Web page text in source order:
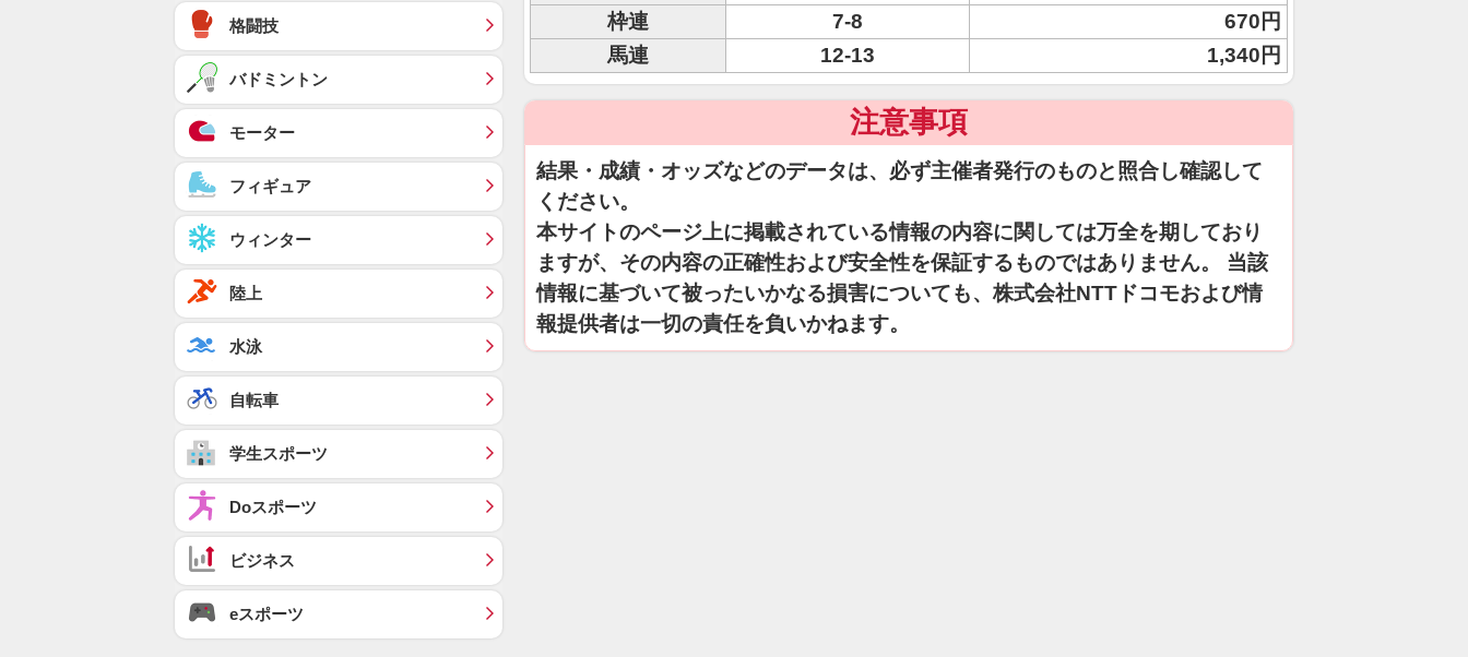
枠連
7-8
670円
馬連
12-13 1,340円
注意事項
結果・成績・オッズなどのデータは、必ず主催者発行のものと照合し確認して
ください。
本サイトのページ上に掲載されている情報の内容に関しては万全を期しており
ますが、その内容の正確性および安全性を保証するものではありません。 当該
情報に基づいて被ったいかなる損害についても、株式会社NTTドコモおよび情
報提供者は一切の責任を負いかねます。
格闘技
バドミントン
モーター
フィギュア
ウィンター
陸上
水泳
自転車
学生スポーツ
Doスポーツ
ビジネス
eスポーツ